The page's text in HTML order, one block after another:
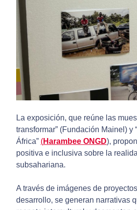
La exposición, que reúne las
transformar” (Fundación Mainel) y
África” (Harambee ONGD),
positiva e inclusiva sobre la
subsahariana.
A través de imágenes de
desarrollo, se generan narrativas